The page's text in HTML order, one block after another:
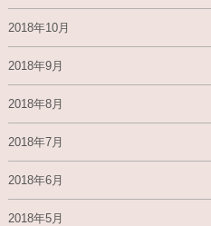
2018年10月
2018年9月
2018年8月
2018年7月
2018年6月
2018年5月